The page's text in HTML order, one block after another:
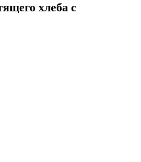
хлеба с